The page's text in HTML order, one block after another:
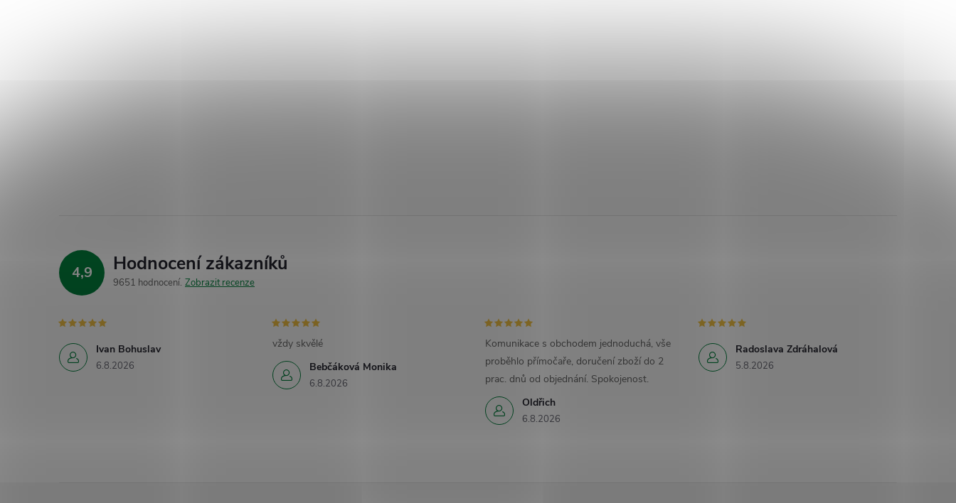
4,9 Hodnocení zákazníků
9651 hodnocení Zobrazit recenze
Ivan Bohuslav
6.8.2026 Bebčáková Monika
6.8.2026
vždy skvělé
Oldřich
6.8.2026
Komunikace s obchodem jednoduchá, vše
proběhlo přímočaře, doručení zboží do 2
prac. dnů od objednání. Spokojenost.
Radoslava Zdráhalová
5.8.2026